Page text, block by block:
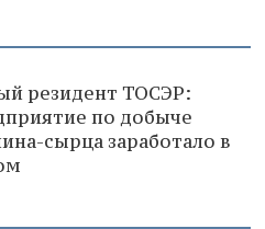
резидент ТОСЭР:
по добыче
сырца заработало в